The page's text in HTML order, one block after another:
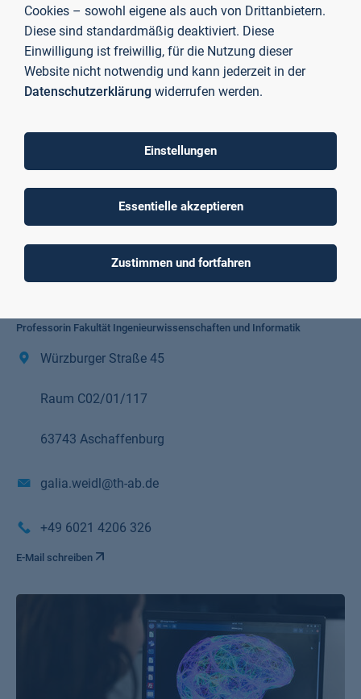
Kontakt
Professorin Fakultät Ingenieurwissenschaften und Informatik
Würzburger Straße 45
Raum C02/01/117
63743 Aschaffenburg
galia.weidl@th-ab.de
+49 6021 4206 326
E-Mail schreiben
Cookies – sowohl eigene als auch von Drittanbietern.
Diese sind standardmäßig deaktiviert. Diese
Einwilligung ist freiwillig, für die Nutzung dieser
Website nicht notwendig und kann jederzeit in der
Datenschutzerklärung widerrufen werden.
Einstellungen
Essentielle akzeptieren
Zustimmen und fortfahren